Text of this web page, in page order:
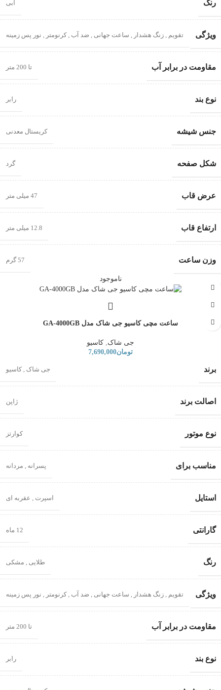
رنگ آبی
ویژگی تقویم , زنگ هشدار , ساعت جهانی , ضد آب , کرنومتر , نور پس زمینه
مقاومت در برابر آب تا 200 متر
نوع بند رابر
جنس شیشه کریستال معدنی
شکل صفحه گرد
عرض قاب 47 میلی متر
ارتفاع قاب 12.8 میلی متر
وزن ساعت 57 گرم
ناموجود
ساعت مچی کاسیو جی شاک مدل GA-4000GB
جی شاک کاسیو
تومان7,690,000
برند جی شاک کاسیو
اصالت برند ژاپن
نوع موتور کوارتز
مناسب برای پسرانه مردانه
استایل اسپرت عقربه ای
گارانتی 12 ماه
رنگ طلایی مشکی
ویژگی تقویم زنگ هشدار ساعت جهانی ضد آب کرنومتر نور پس زمینه
مقاومت در برابر آب تا 200 متر
نوع بند رابر